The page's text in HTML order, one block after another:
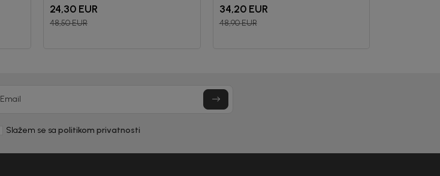
24,30 EUR
48,50EUR
34,20 EUR
48,90EUR
Email
Slažem se sa politikom privatnosti
Potvrđujem da sam pročitao/la, razumeo/la i da se slažem sa
politikom privatnosti